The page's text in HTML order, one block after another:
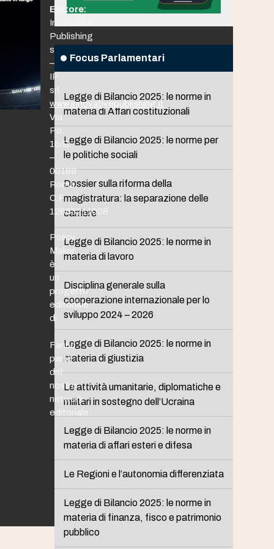
Focus Parlamentari
Legge di Bilancio 2025: le norme in
materia di Affari costituzionali
Legge di Bilancio 2025: le norme per
le politiche sociali
Dossier sulla riforma della
magistratura: la separazione delle
carriere
Legge di Bilancio 2025: le norme in
materia di lavoro
Disciplina generale sulla
cooperazione internazionale per lo
sviluppo 2024 – 2026
Legge di Bilancio 2025: le norme in
materia di giustizia
Le attività umanitarie, diplomatiche e
militari in sostegno dell’Ucraina
Legge di Bilancio 2025: le norme in
materia di affari esteri e difesa
Le Regioni e l’autonomia differenziata
Legge di Bilancio 2025: le norme in
materia di finanza, fisco e patrimonio
pubblico
Editore:
Innovative
Publishing
srl
–
IP
srl
www.innovativepublishing.it
Via
Po,
16/B
–
00198
Roma
C.F.
12653211008
Policy
Maker
è
un
progetto
editoriale
di
Fanno
parte
del
nostro
network
editoriale: